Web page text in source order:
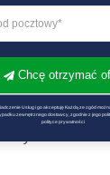
ziemny
Sprzedawcy
okresie
Chcę otrzymać
Usług i go akceptuję Każdą ze zgód
zewnętrznego dostawcy, zgodnie z jego
polityce prywatności